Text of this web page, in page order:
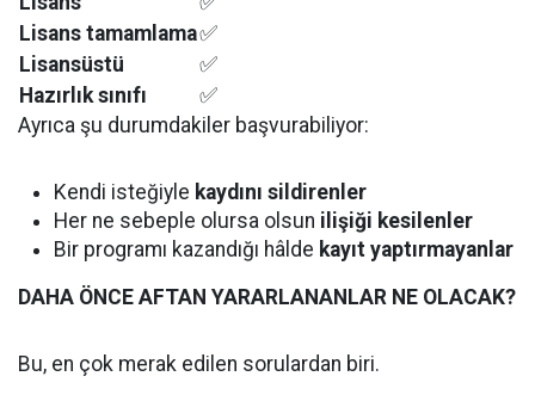
Lisans tamamlama✅
Lisansüstü
✅
Hazırlık sınıfı
✅
Ayrıca şu durumdakiler başvurabiliyor:
Kendi isteğiyle kaydını sildirenler
Her ne sebeple olursa olsun ilişiği kesilenler
Bir programı kazandığı hâlde kayıt yaptırmayanlar
DAHA ÖNCE AFTAN YARARLANANLAR NE OLACAK?
Bu, en çok merak edilen sorulardan biri.